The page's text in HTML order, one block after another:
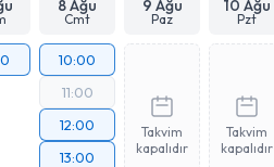
8 Ağu
Cmt
9 Ağu
Paz
10 Ağu
Pzt
10:00
11:00
12:00
13:00
Takvim
kapalıdır
Takvim
kapalıdır